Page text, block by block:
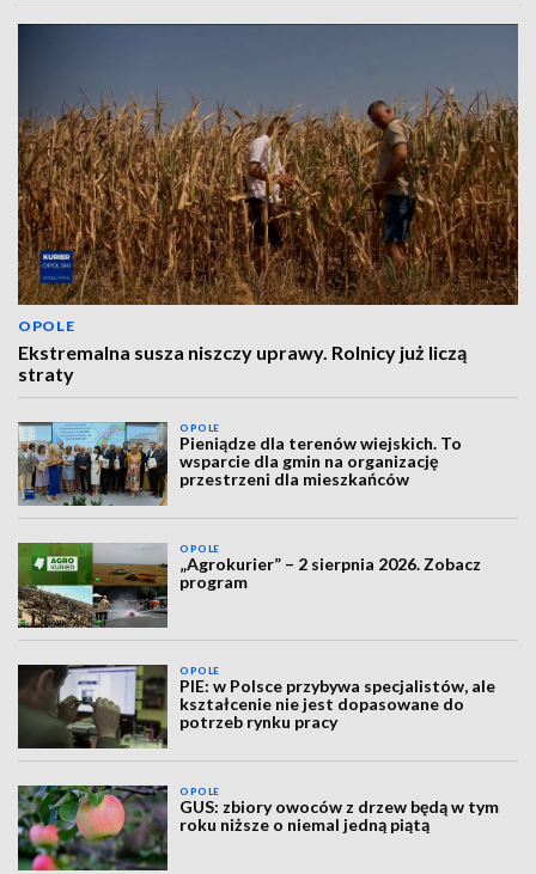
OPOLE
Ekstremalna susza niszczy uprawy. Rolnicy już liczą
straty
OPOLE
Pieniądze dla terenów wiejskich. To
wsparcie dla gmin na organizację
przestrzeni dla mieszkańców
OPOLE
„Agrokurier” – 2 sierpnia 2026. Zobacz
program
OPOLE
PIE: w Polsce przybywa specjalistów, ale
kształcenie nie jest dopasowane do
potrzeb rynku pracy
OPOLE
GUS: zbiory owoców z drzew będą w tym
roku niższe o niemal jedną piątą